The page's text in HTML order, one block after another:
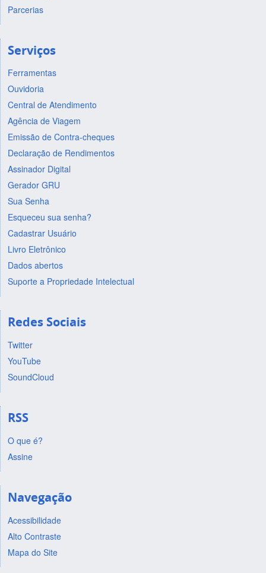
Parcerias
Serviços
Ferramentas
Ouvidoria
Central de Atendimento
Agência de Viagem
Emissão de Contra-cheques
Declaração de Rendimentos
Assinador Digital
Gerador GRU
Sua Senha
Esqueceu sua senha?
Cadastrar Usuário
Livro Eletrônico
Dados abertos
Suporte a Propriedade Intelectual
Redes Sociais
Twitter
YouTube
SoundCloud
RSS
O que é?
Assine
Navegação
Acessibilidade
Alto Contraste
Mapa do Site